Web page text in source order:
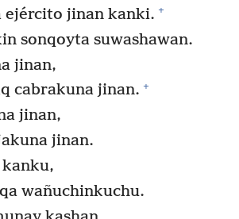
ejército jinan kanki. +
sonqoyta suwashawan.
jinan,
cabrakuna jinan. +
jinan,
jinan.
wañuchinkuchu.